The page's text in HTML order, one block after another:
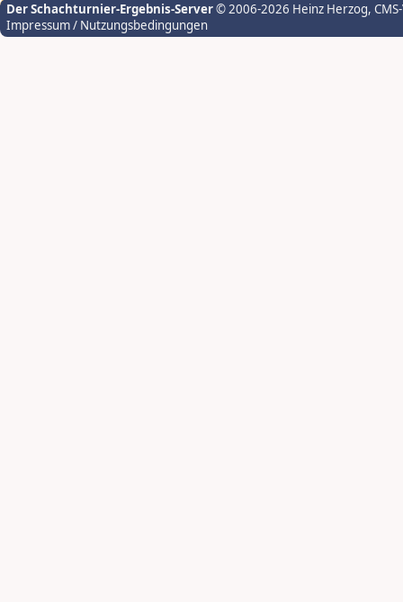
Der Schachturnier-Ergebnis-Server© 2006-2026 Heinz Herzog,
Impressum / Nutzungsbedingungen